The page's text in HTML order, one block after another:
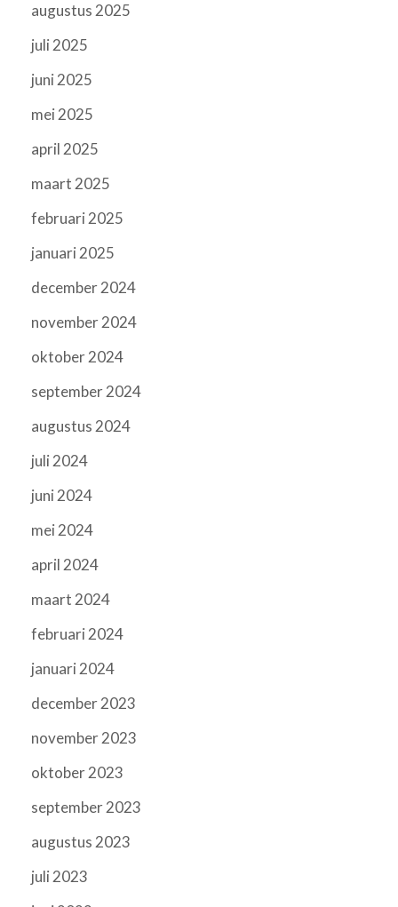
augustus 2025
juli 2025
juni 2025
mei 2025
april 2025
maart 2025
februari 2025
januari 2025
december 2024
november 2024
oktober 2024
september 2024
augustus 2024
juli 2024
juni 2024
mei 2024
april 2024
maart 2024
februari 2024
januari 2024
december 2023
november 2023
oktober 2023
september 2023
augustus 2023
juli 2023